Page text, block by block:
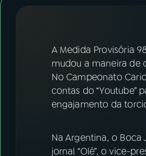
FESTIVAL DE MÚSICA
ACOMPANHE A RÁDIO NACIONAL
A Medida Provisória
mudou a maneira de
No Campeonato
contas do “Youtube”
engajamento da
Na Argentina, o
jornal “Olé”, o vice-